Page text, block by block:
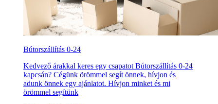
Bútorszállítás 0-24
Kedvező árakkal keres egy csapatot Bútorszállítás 0-24
kapcsán? Cégünk örömmel segít önnek, hívjon és
adunk önnek egy ajánlatot. Hívjon minket és mi
örömmel segítünk